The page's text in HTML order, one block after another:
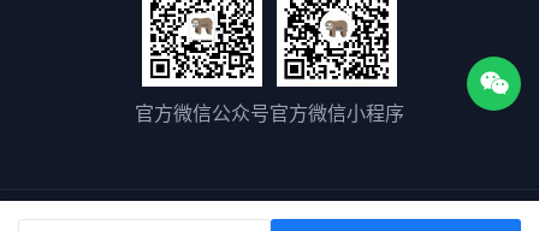
官方微信公众号官方微信小程序
关于我们 用户协议 隐私协议 版权声明 联系我们